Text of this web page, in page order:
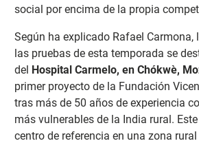
social por encima de la propia
Según ha explicado Rafael Carmona,
las pruebas de esta temporada se
del Hospital Carmelo, en Chókwè,
primer proyecto de la Fundación
tras más de 50 años de experiencia
más vulnerables de la India rural.
centro de referencia en una zona